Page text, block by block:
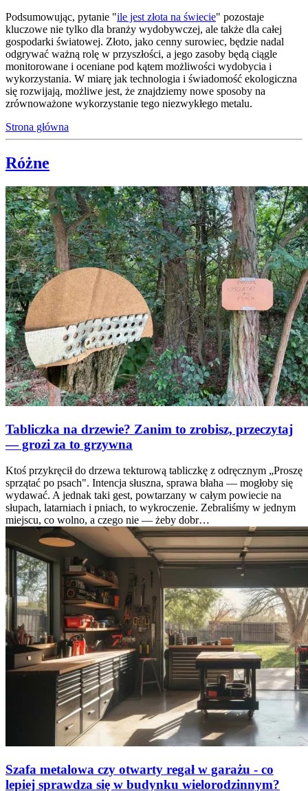
Podsumowując, pytanie "ile jest złota na świecie" pozostaje
kluczowe nie tylko dla branży wydobywczej, ale także dla całej
gospodarki światowej. Złoto, jako cenny surowiec, będzie nadal
odgrywać ważną rolę w przyszłości, a jego zasoby będą ciągle
monitorowane i oceniane pod kątem możliwości wydobycia i
wykorzystania. W miarę jak technologia i świadomość ekologiczna
się rozwijają, możliwe jest, że znajdziemy nowe sposoby na
zrównoważone wykorzystanie tego niezwykłego metalu.
Strona główna
Różne
Tabliczka na drzewie? Zanim to zrobisz, przeczytaj
— grozi za to grzywna
Ktoś przykręcił do drzewa tekturową tabliczkę z odręcznym „Proszę
sprzątać po psach". Intencja słuszna, sprawa błaha — mogłoby się
wydawać. A jednak taki gest, powtarzany w całym powiecie na
słupach, latarniach i pniach, to wykroczenie. Zebraliśmy w jednym
miejscu, co wolno, a czego nie — żeby dobr…
Szafa metalowa czy otwarty regał w garażu - co
lepiej sprawdza się w budynku wielorodzinnym?